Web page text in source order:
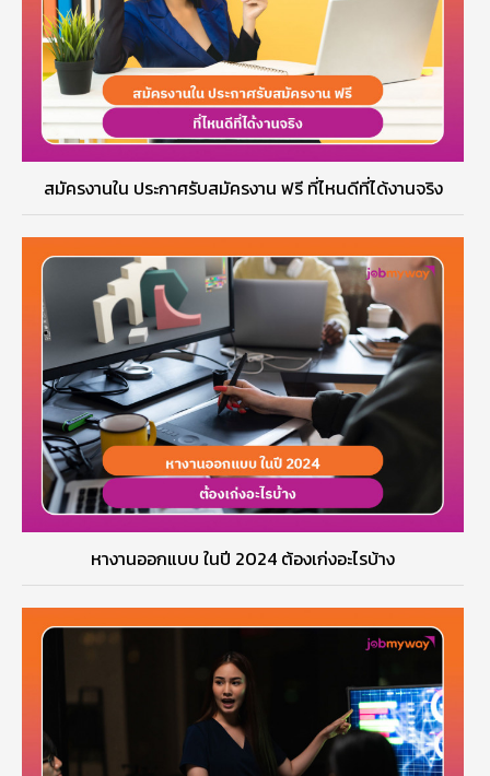
สมัครงานใน ประกาศรับสมัครงาน ฟรี ที่ไหนดีที่ได้งานจริง
หางานออกแบบ ในปี 2024 ต้องเก่งอะไรบ้าง